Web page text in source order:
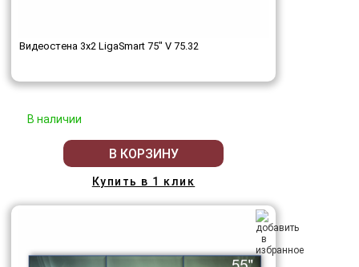
Видеостена 3x2 LigaSmart 75" V 75.32
В наличии
В КОРЗИНУ
Купить в 1 клик